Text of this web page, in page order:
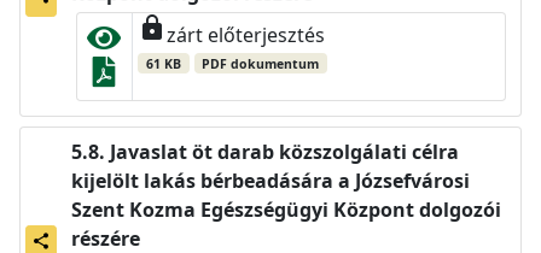
lockzárt előterjesztés
61 KB PDF dokumentum
share
Javaslat öt darab közszolgálati célra
kijelölt lakás bérbeadására a Józsefvárosi
Szent Kozma Egészségügyi Központ dolgozói
részére